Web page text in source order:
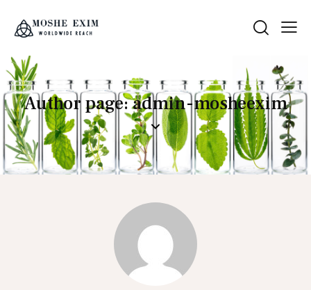
Author page: admin-mosheexim